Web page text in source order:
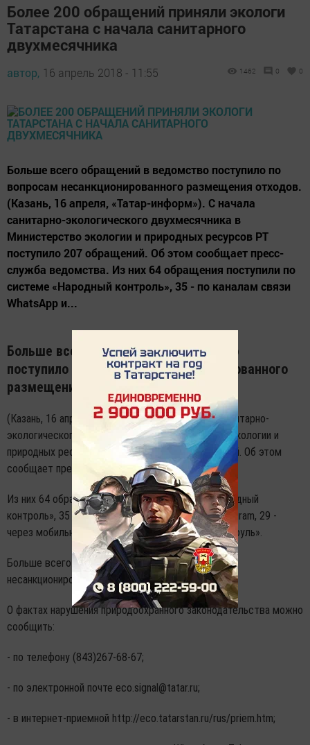
Более 200 обращений приняли экологи
Татарстана с начала санитарного
двухмесячника
автор, 16 апрель 2018 - 11:55 1462 0 0
Больше всего обращений в ведомство поступило по
вопросам несанкционированного размещения отходов.
(Казань, 16 апреля, «Татар-информ»). С начала
санитарно-экологического двухмесячника в
Министерство экологии и природных ресурсов РТ
поступило 207 обращений. Об этом сообщает пресс-
служба ведомства. Из них 64 обращения поступили по
системе «Народный контроль», 35 - по каналам связи
WhatsApp и...
Больше всего обращений в ведомство
поступило по вопросам несанкционированного
размещения отходов.
(Казань, 16 апреля, «Татар-информ»). С начала санитарно-
экологического двухмесячника в Министерство экологии и
природных ресурсов РТ поступило 207 обращений. Об этом
сообщает пресс-служба ведомства.
Из них 64 обращения поступили по системе «Народный
контроль», 35 - по каналам связи WhatsApp и Telegram, 29 -
через мобильное приложение «Школьный эко-патруль».
Больше всего обращений поступило по вопросам
несанкционированного размещения отходов.
О фактах нарушения природоохранного законодательства можно
сообщить:
- по телефону (843)267-68-67;
- по электронной почте eco.signal@tatar.ru;
- в интернет-приемной http://eco.tatarstan.ru/rus/priem.htm;